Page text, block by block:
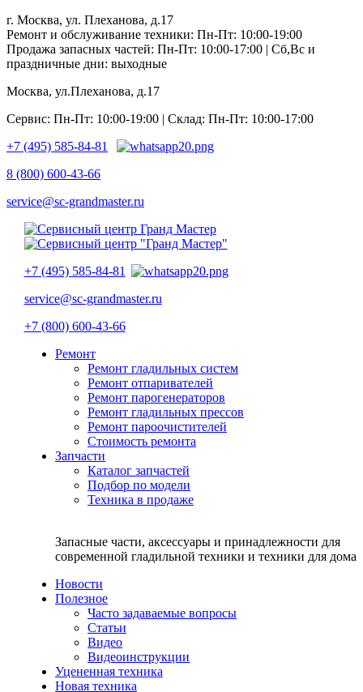
г. Москва, ул. Плеханова, д.17
Ремонт и обслуживание техники: Пн-Пт: 10:00-19:00
Продажа запасных частей: Пн-Пт: 10:00-17:00 | Сб,Вс и
праздничные дни: выходные
Москва, ул.Плеханова, д.17
Сервис: Пн-Пт: 10:00-19:00 | Склад: Пн-Пт: 10:00-17:00
+7 (495) 585-84-81
8 (800) 600-43-66
service@sc-grandmaster.ru
+7 (495) 585-84-81
service@sc-grandmaster.ru
+7 (800) 600-43-66
Ремонт
Ремонт гладильных систем
Ремонт отпаривателей
Ремонт парогенераторов
Ремонт гладильных прессов
Ремонт пароочистителей
Стоимость ремонта
Запчасти
Каталог запчастей
Подбор по модели
Техника в продаже
Запасные части, аксессуары и принадлежности для
современной гладильной техники и техники для дома
Новости
Полезное
Часто задаваемые вопросы
Статьи
Видео
Видеоинструкции
Уцененная техника
Новая техника